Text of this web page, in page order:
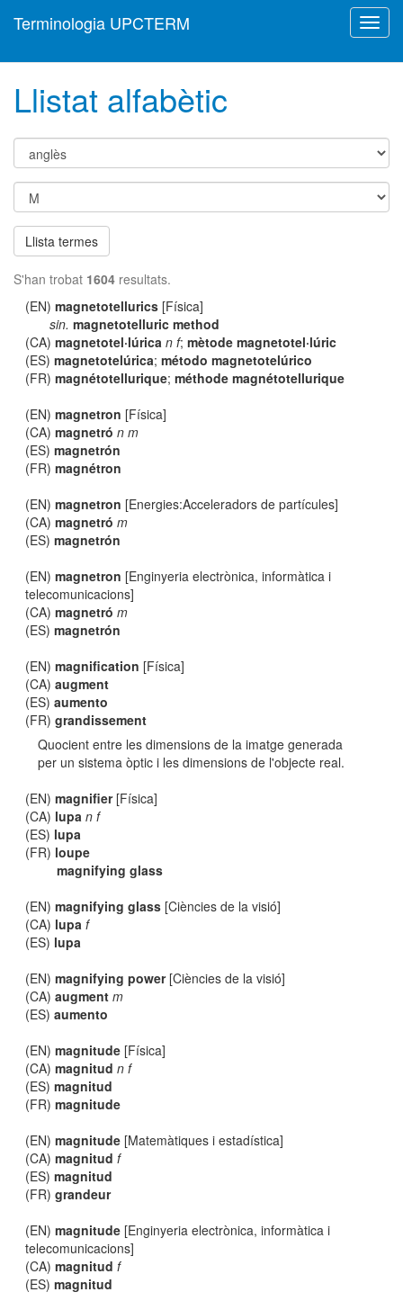
Terminologia UPCTERM
Llistat alfabètic
Llista termes
S'han trobat 1604 resultats.
(EN)magnetotellurics [Física]
sin. magnetotelluric method
(CA)magnetotel·lúrica n f;mètode magnetotel·lúric
(ES)magnetotelúrica;método magnetotelúrico
(FR)magnétotellurique;méthode magnétotellurique
(EN)magnetron [Física]
(CA)magnetró n m
(ES)magnetrón
(FR)magnétron
(EN)magnetron [Energies:Acceleradors de partícules]
(CA)magnetró m
(ES)magnetrón
(EN)magnetron [Enginyeria electrònica, informàtica i
telecomunicacions]
(CA)magnetró m
(ES)magnetrón
(EN)magnification [Física]
(CA)augment
(ES)aumento
(FR)grandissement
Quocient entre les dimensions de la imatge generada
per un sistema òptic i les dimensions de l'objecte real.
(EN)magnifier[Física]
(CA) lupa n f
(ES) lupa
(FR) loupe
magnifying glass
(EN)magnifying glass [Ciències de la visió]
(CA) lupa f
(ES) lupa
(EN)magnifying power[Ciències de la visió]
(CA)augment m
(ES)aumento
(EN)magnitude [Física]
(CA)magnitud n f
(ES)magnitud
(FR)magnitude
(EN)magnitude [Matemàtiques i estadística]
(CA)magnitud f
(ES)magnitud
(FR)grandeur
(EN)magnitude [Enginyeria electrònica, informàtica i
telecomunicacions]
(CA)magnitud f
(ES)magnitud